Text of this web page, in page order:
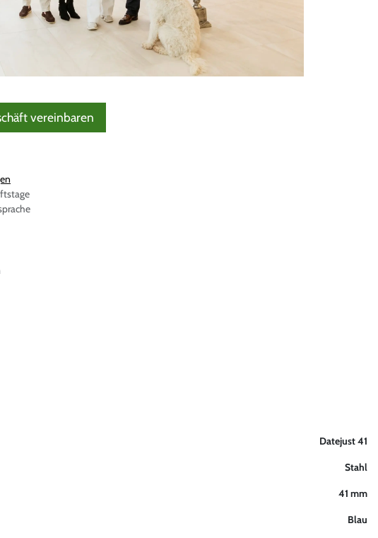
vereinbaren
Datejust 41
Stahl
41 mm
Blau